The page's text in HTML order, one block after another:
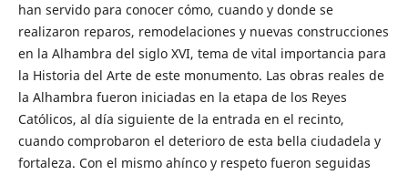
han servido para conocer cómo, cuando y donde se
realizaron reparos, remodelaciones y nuevas construcciones
en la Alhambra del siglo XVI, tema de vital importancia para
la Historia del Arte de este monumento. Las obras reales de
la Alhambra fueron iniciadas en la etapa de los Reyes
Católicos, al día siguiente de la entrada en el recinto,
cuando comprobaron el deterioro de esta bella ciudadela y
fortaleza. Con el mismo ahínco y respeto fueron seguidas